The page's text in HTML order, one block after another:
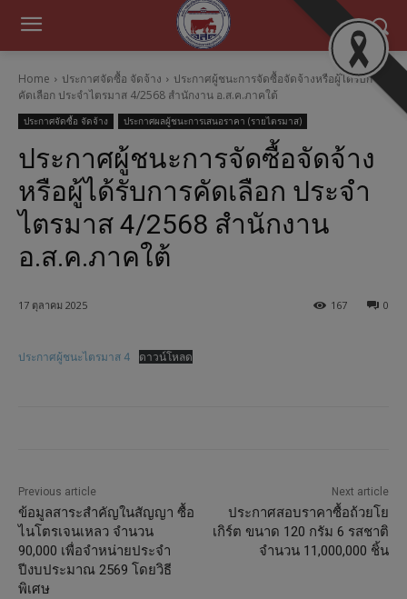
Home ประกาศจัดซื้อ จัดจ้าง
ประกาศผู้ชนะการจัดซื้อจัดจ้างหรือผู้ได้รับการ
คัดเลือก ประจำไตรมาส 4/2568 สำนักงาน อ.ส.ค.ภาคใต้
ประกาศจัดซื้อ จัดจ้าง ประกาศผลผู้ชนะการเสนอราคา (รายไตรมาส)
ประกาศผู้ชนะการจัดซื้อจัดจ้าง
หรือผู้ได้รับการคัดเลือก ประจำ
ไตรมาส 4/2568 สำนักงาน
อ.ส.ค.ภาคใต้
17 ตุลาคม 2025 0
167
ประกาศผู้ชนะไตรมาส 4 ดาวน์โหลด
Previous article
ข้อมูลสาระสำคัญในสัญญา ซื้อ
ไนโตรเจนเหลว จำนวน
90,000 เพื่อจำหน่ายประจำ
ปีงบประมาณ 2569 โดยวิธี
พิเศษ
Next article
ประกาศสอบราคาซื้อถ้วยโย
เกิร์ต ขนาด 120 กรัม 6 รสชาติ
จำนวน 11,000,000 ชิ้น